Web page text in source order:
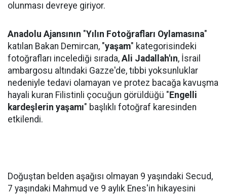
olunması devreye giriyor.
Anadolu Ajansının "Yılın Fotoğrafları Oylamasına"
katılan Bakan Demircan, "yaşam" kategorisindeki
fotoğrafları incelediği sırada, Ali Jadallah'ın, İsrail
ambargosu altındaki Gazze'de, tıbbi yoksunluklar
nedeniyle tedavi olamayan ve protez bacağa kavuşma
hayali kuran Filistinli çocuğun görüldüğü " Engelli
kardeşlerin yaşamı" başlıklı fotoğraf karesinden
etkilendi.
Doğuştan belden aşağısı olmayan 9 yaşındaki Secud,
7 yaşındaki Mahmud ve 9 aylık Enes'in hikayesini